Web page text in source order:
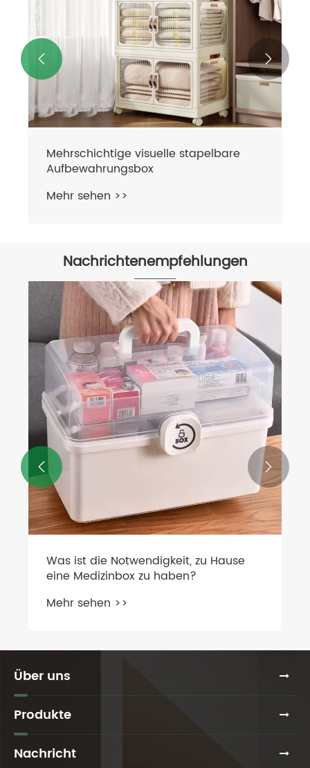
Mehrschichtige visuelle stapelbare
Aufbewahrungsbox
Mehr sehen >>
 
Nachrichtenempfehlungen
Was ist die Notwendigkeit, zu Hause
eine Medizinbox zu haben?
Mehr sehen >>
 
Über uns
Produkte
Nachricht